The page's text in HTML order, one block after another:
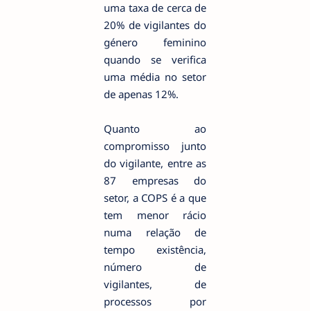
uma taxa de cerca de
20% de vigilantes do
género feminino
quando se verifica
uma média no setor
de apenas 12%.
Quanto ao
compromisso junto
do vigilante, entre as
87 empresas do
setor, a COPS é a que
tem menor rácio
numa relação de
tempo existência,
número de
vigilantes, de
processos por